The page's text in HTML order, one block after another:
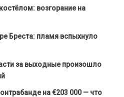
возгорание на
Бреста: пламя вспыхнуло
за выходные произошло
на €203 000 — что